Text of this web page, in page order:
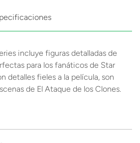
incluye figuras detalladas de
para los fanáticos de Star
detalles fieles a la película, son
de El Ataque de los Clones.